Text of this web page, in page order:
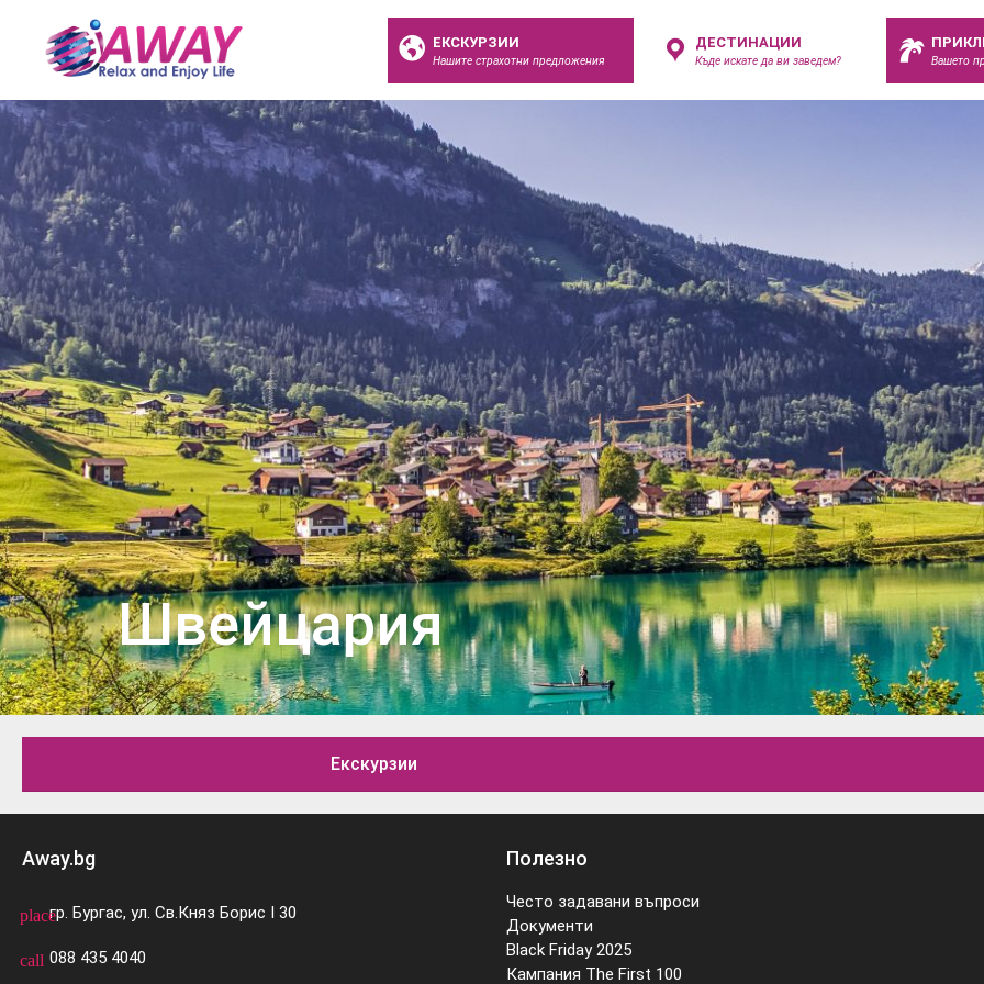
ЕКСКУРЗИИ
Нашите страхотни предложения
ДЕСТИНАЦИИ
Къде искате да ви заведем? Вашето
Швейцария
Екскурзии
Away.bg
placeгр. Бургас, ул. Св.Княз Борис I 30
call 088 435 4040
Полезно
Често задавани въпроси
Документи
Black Friday 2025
Кампания The First 100